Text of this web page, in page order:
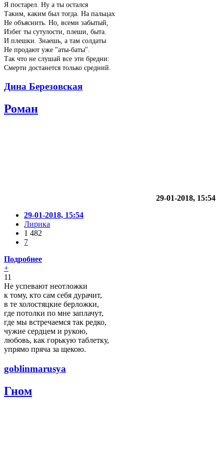
Я постарел. Ну а ты остался
Таким, каким был тогда. На пальцах
Не объяснить. Но, всеми забытый,
Избег ты сутулости, плеши, быта.
И плешки. Знаешь, а там солдаты
Не продают уже "аты-баты".
Так что не слушай все эти бредни:
Смерти достанется только средний.
Дина Березовская
Роман
29-01-2018, 15:54
29-01-2018, 15:54
Лирика
1 482
7
Подробнее
+
11
Не успевают неотложки
к тому, кто сам себя дурачит,
в те холостяцкие берложки,
где потолки по мне заплачут,
где мы встречаемся так редко,
чужие сердцем и рукою,
любовь, как горькую таблетку,
упрямо пряча за щекою.
goblinmarusya
Гном